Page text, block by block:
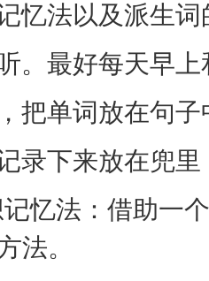
忆法以及派生词
。最好每天早
把单词放在句
录下来放在兜
记忆法：借助一
法。